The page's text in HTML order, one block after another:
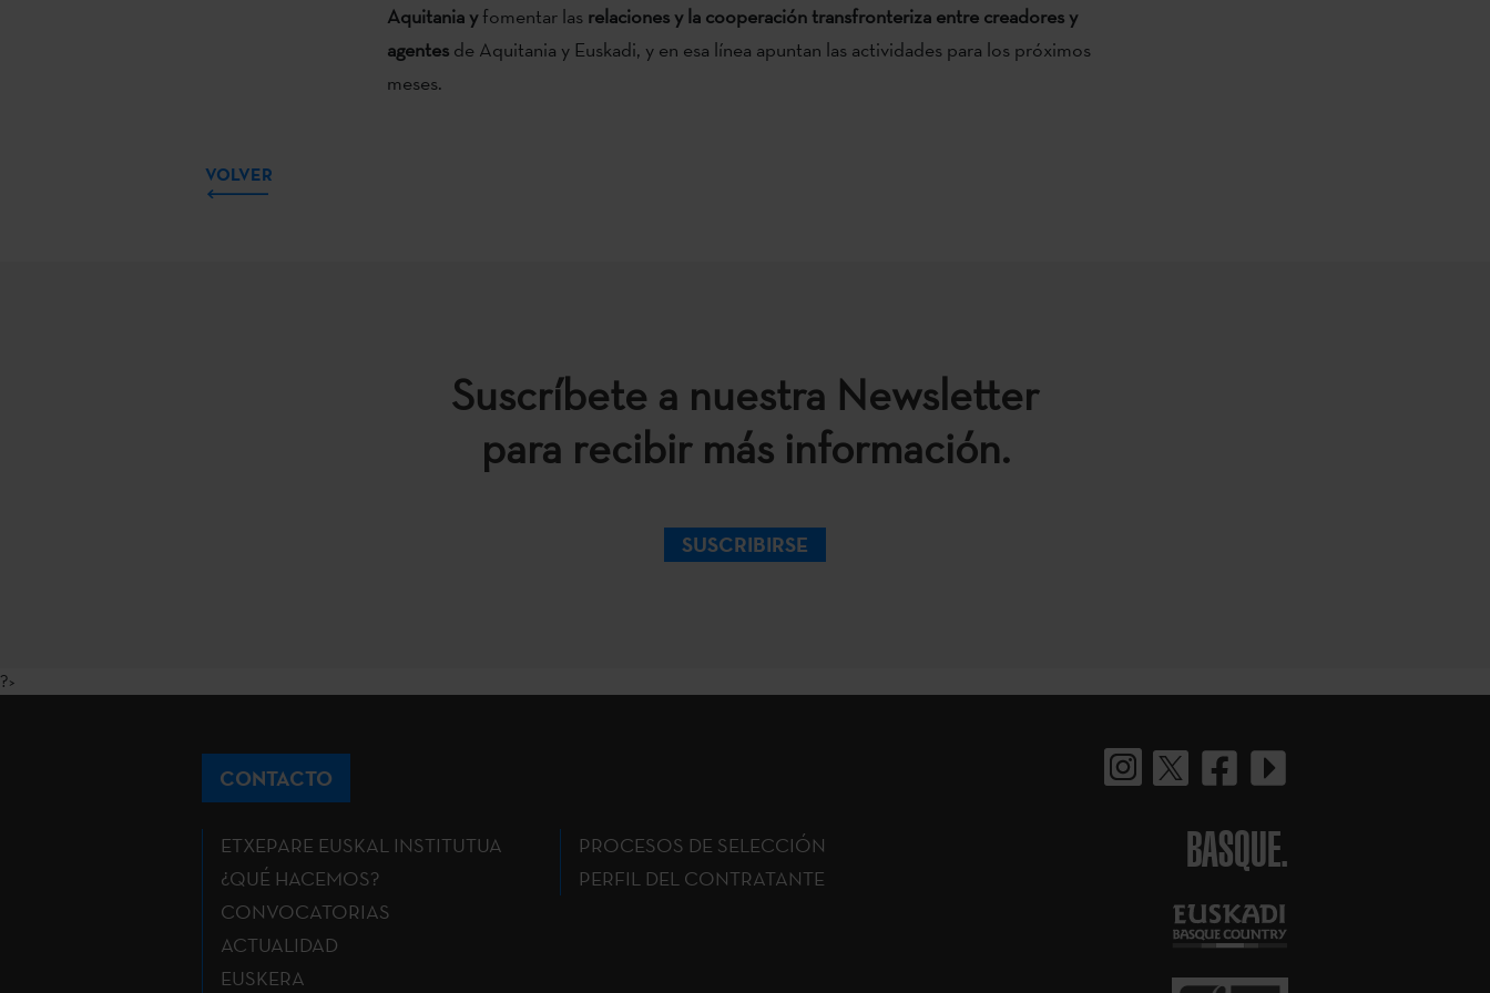
Aquitania yfomentar las relaciones y la cooperación transfronteriza entre creadores y
agentesde Aquitania y Euskadi, y en esa línea apuntan las actividades para los próximos
meses.
VOLVER
Suscríbete a nuestra Newsletter
para recibir más información.
SUSCRIBIRSE
?>
CONTACTO
ETXEPARE EUSKAL INSTITUTUA
¿QUÉ HACEMOS?
CONVOCATORIAS
ACTUALIDAD
EUSKERA
PROCESOS DE SELECCIÓN
PERFIL DEL CONTRATANTE
BASQUE.